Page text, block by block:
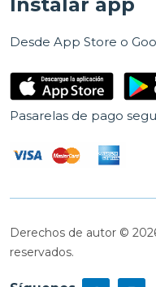
Desde App Store o
Pasarelas de pago
Derechos de autor ©
reservados.